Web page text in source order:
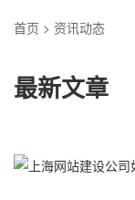
首页 > 资讯动态
最新文章